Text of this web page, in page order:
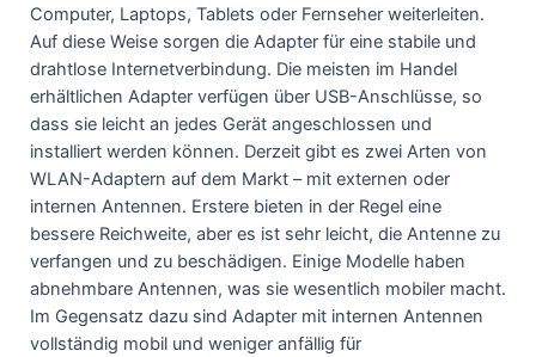
Computer, Laptops, Tablets oder Fernseher weiterleiten.
Auf diese Weise sorgen die Adapter für eine stabile und
drahtlose Internetverbindung. Die meisten im Handel
erhältlichen Adapter verfügen über USB-Anschlüsse, so
dass sie leicht an jedes Gerät angeschlossen und
installiert werden können. Derzeit gibt es zwei Arten von
WLAN-Adaptern auf dem Markt – mit externen oder
internen Antennen. Erstere bieten in der Regel eine
bessere Reichweite, aber es ist sehr leicht, die Antenne zu
verfangen und zu beschädigen. Einige Modelle haben
abnehmbare Antennen, was sie wesentlich mobiler macht.
Im Gegensatz dazu sind Adapter mit internen Antennen
vollständig mobil und weniger anfällig für